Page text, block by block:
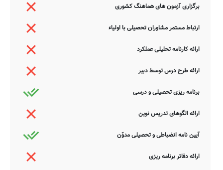
برگزاری آزمون های هماهنگ کشوری
ارتباط مستمر مشاوران تحصیلی با اولیاء
ارائه کارنامه تحلیلی عملکرد
ارائه طرح درس توسط دبیر
برنامه ریزی تحصیلی و درسی
ارائه الگوهای تدریس نوین
آیین نامه انضباطی و تحصیلی مدوّن
ارائه دفاتر برنامه ریزی